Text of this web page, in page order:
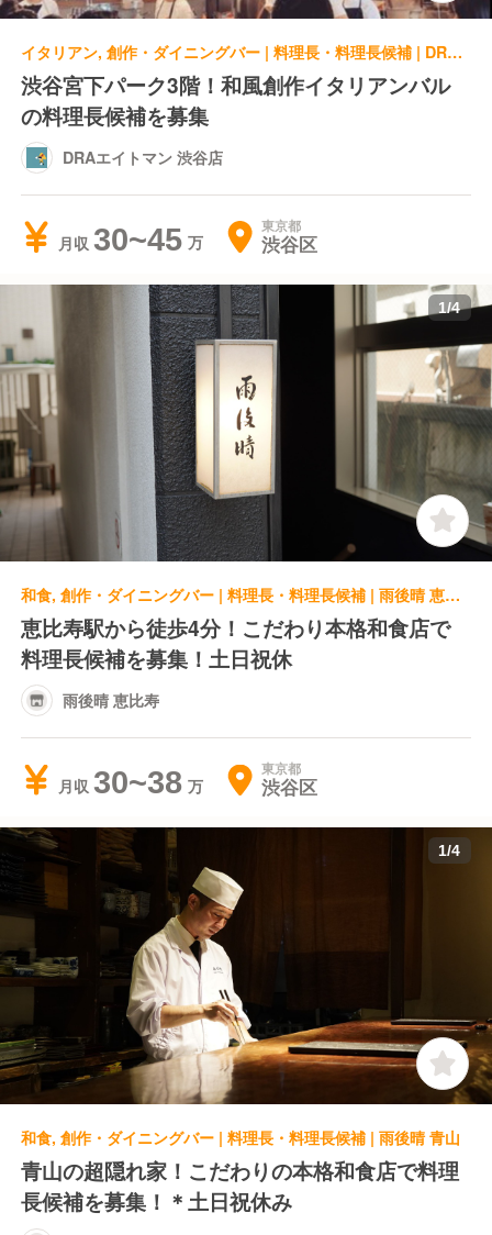
イタリアン, 創作・ダイニングバー | 料理長・料理長候補 | DRAエイトマン 渋谷店
渋谷宮下パーク3階！和風創作イタリアンバル
の料理長候補を募集
DRAエイトマン 渋谷店
月収 30~45 東京都
渋谷区
1/4
和食, 創作・ダイニングバー | 料理長・料理長候補 | 雨後晴 恵比寿
恵比寿駅から徒歩4分！こだわり本格和食店で
料理長候補を募集！土日祝休
雨後晴 恵比寿
月収 30~38 東京都
渋谷区
1/4
和食, 創作・ダイニングバー | 料理長・料理長候補 | 雨後晴 青山
青山の超隠れ家！こだわりの本格和食店で料理
長候補を募集！＊土日祝休み